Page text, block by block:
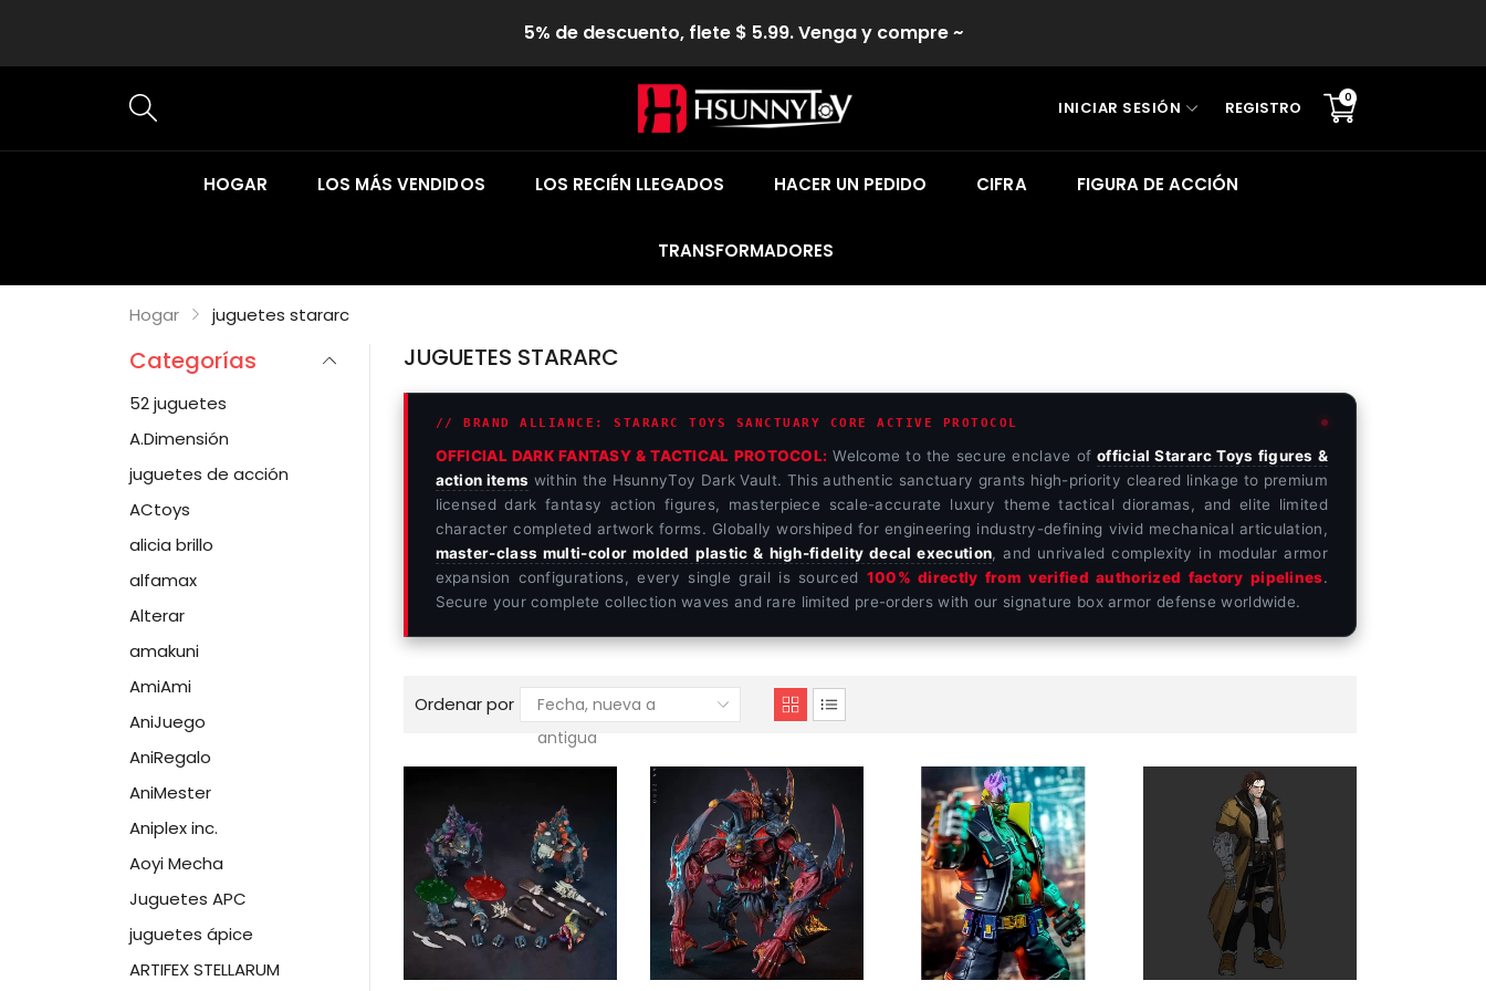
5% de descuento, flete $ 5.99. Venga y compre ~
INICIAR SESIÓN REGISTRO
0
Translation
missing:
HOGAR LOS MÁS VENDIDOS LOS RECIÉN LLEGADOS HACER UN PEDIDO CIFRA FIGURA DE ACCIÓN
TRANSFORMADORES
Hogar juguetes stararc
Categorías
52 juguetes
A.Dimensión
juguetes de acción
ACtoys
alicia brillo
alfamax
Alterar
amakuni
AmiAmi
AniJuego
AniRegalo
AniMester
Aniplex inc.
Aoyi Mecha
Juguetes APC
juguetes ápice
ARTIFEX STELLARUM
JUGUETES STARARC
// BRAND ALLIANCE: STARARC TOYS SANCTUARY CORE ACTIVE PROTOCOL
OFFICIAL DARK FANTASY & TACTICAL PROTOCOL: Welcome to the secure enclave ofofficial Stararc Toys figures &
action items within the HsunnyToy Dark Vault. This authentic sanctuary grants high-priority cleared linkage to premium
licensed dark fantasy action figures, masterpiece scale-accurate luxury theme tactical dioramas, and elite limited
character completed artwork forms. Globally worshiped for engineering industry-defining vivid mechanical articulation,
master-class multi-color molded plastic & high-fidelity decal execution, and unrivaled complexity in modular armor
expansion configurations, every single grail is sourced 100% directly from verified authorized factory pipelines.
Secure your complete collection waves and rare limited pre-orders with our signature box armor defense worldwide.
Ordenar por
Fecha, nueva a
antigua
Sanzero
Deep
Ones
Juego
2
[Reserva
anticipada]
Figura
acción
de
Padre
Dagon
Cthulhu
Toys
Cyber
Limit
Serie
Hueso